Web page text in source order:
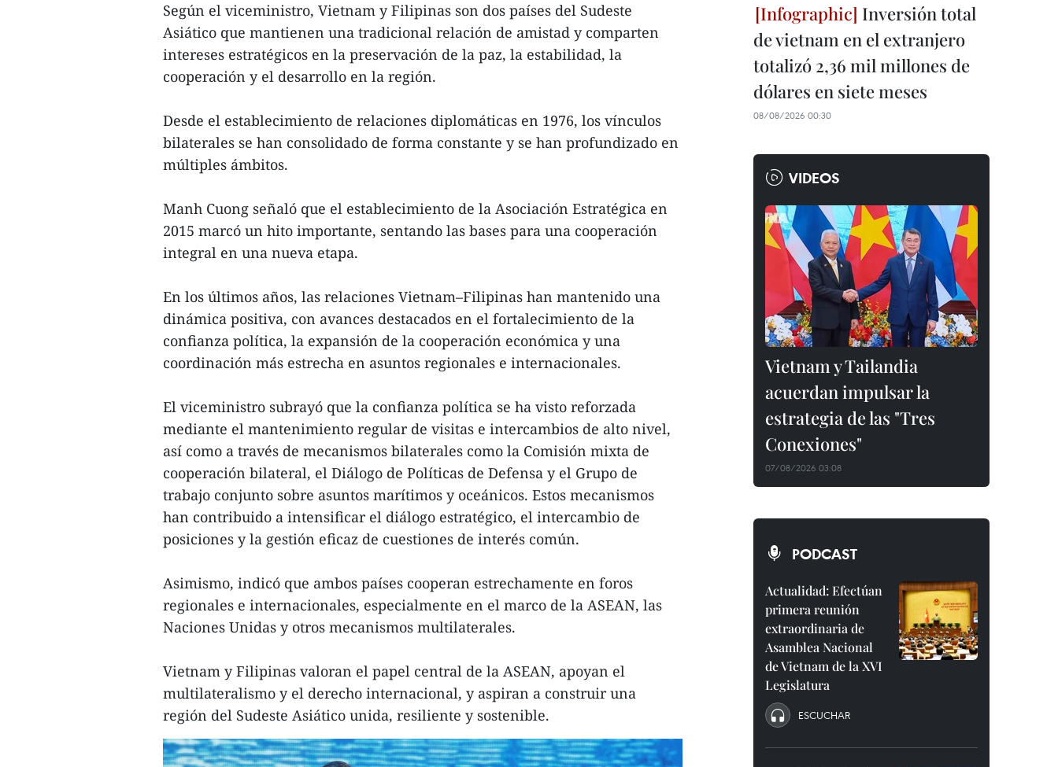
Según el viceministro, Vietnam y Filipinas son dos países del Sudeste
Asiático que mantienen una tradicional relación de amistad y comparten
intereses estratégicos en la preservación de la paz, la estabilidad, la
cooperación y el desarrollo en la región.
Desde el establecimiento de relaciones diplomáticas en 1976, los vínculos
bilaterales se han consolidado de forma constante y se han profundizado en
múltiples ámbitos.
Manh Cuong señaló que el establecimiento de la Asociación Estratégica en
2015 marcó un hito importante, sentando las bases para una cooperación
integral en una nueva etapa.
En los últimos años, las relaciones Vietnam–Filipinas han mantenido una
dinámica positiva, con avances destacados en el fortalecimiento de la
confianza política, la expansión de la cooperación económica y una
coordinación más estrecha en asuntos regionales e internacionales.
El viceministro subrayó que la confianza política se ha visto reforzada
mediante el mantenimiento regular de visitas e intercambios de alto nivel,
así como a través de mecanismos bilaterales como la Comisión mixta de
cooperación bilateral, el Diálogo de Políticas de Defensa y el Grupo de
trabajo conjunto sobre asuntos marítimos y oceánicos. Estos mecanismos
han contribuido a intensificar el diálogo estratégico, el intercambio de
posiciones y la gestión eficaz de cuestiones de interés común.
Asimismo, indicó que ambos países cooperan estrechamente en foros
regionales e internacionales, especialmente en el marco de la ASEAN, las
Naciones Unidas y otros mecanismos multilaterales.
Vietnam y Filipinas valoran el papel central de la ASEAN, apoyan el
multilateralismo y el derecho internacional, y aspiran a construir una
región del Sudeste Asiático unida, resiliente y sostenible.
Inversión total
de vietnam en el extranjero
totalizó 2,36 mil millones de
dólares en siete meses
08/08/2026 00:30
VIDEOS
Vietnam y Tailandia
acuerdan impulsar la
estrategia de las "Tres
Conexiones"
07/08/2026 03:08
PODCAST
Actualidad: Efectúan
primera reunión
extraordinaria de
Asamblea Nacional
de Vietnam de la XVI
Legislatura
ESCUCHAR